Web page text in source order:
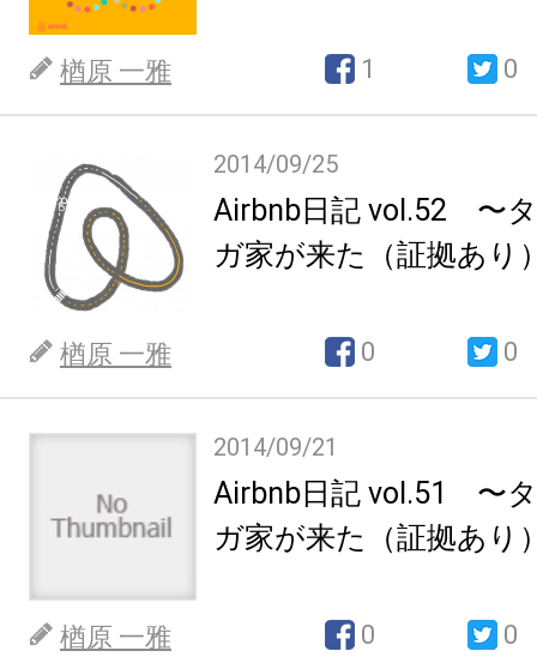
楢原 一雅 1 0
2014/09/25
Airbnb日記 vol.52 〜
ガ家が来た（証拠あり
楢原 一雅 0 0
2014/09/21
Airbnb日記 vol.51 〜
ガ家が来た（証拠あり
楢原 一雅 0 0